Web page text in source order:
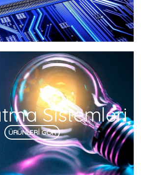
Sistemleri
ÜRÜNLERİ GÖR